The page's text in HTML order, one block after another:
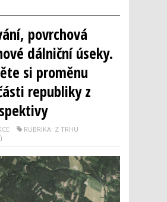
povrchová
dálniční úseky.
si proměnu
republiky z
RUBRIKA: Z TRHU